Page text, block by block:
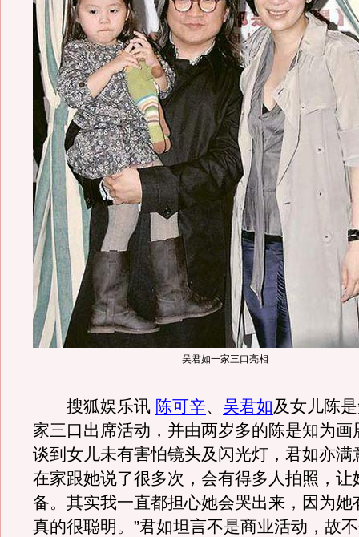
吴君如一家三口亮相
搜狐娱乐讯 陈可辛、 吴君如及女儿陈
家三口出席活动，并由两岁多的陈是知为画
谈到女儿未有害怕镜头及闪光灯，君如亦满
在家跟她说了很多次，会有得多人拍照，让
备。其实我一直都担心她会哭出来，因为她
真的很聪明。”君如坦言不是商业活动，故